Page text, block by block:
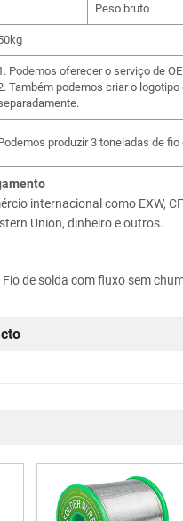
Peso bruto
Podemos oferecer o serviço de
Também podemos criar o
produzir 3 toneladas de
internacional como EXW,
Union, dinheiro e outros.
Fio de solda com fluxo sem